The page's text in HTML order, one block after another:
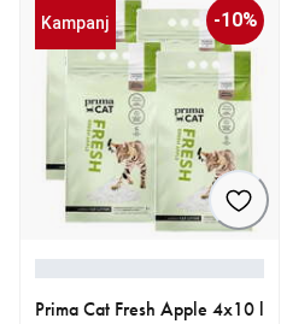
Kampanj -10%
Prima Cat Fresh Apple 4x10 l